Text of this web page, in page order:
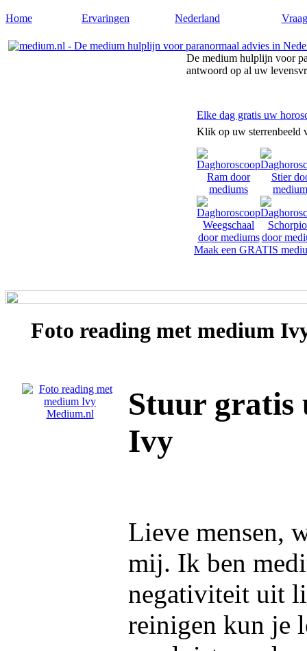
Home Ervaringen Nederland
De medium hulplijn voor
antwoord op al uw
Elke dag gratis uw
Klik op uw sterrenbeeld
Maak een GRATIS
Foto reading met medium
Stuur gratis
Ivy
Lieve mensen,
mij. Ik ben
negativiteit uit
reinigen kun je